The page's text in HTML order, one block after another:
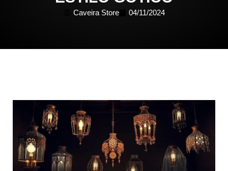
Caveira Store 04/11/2024